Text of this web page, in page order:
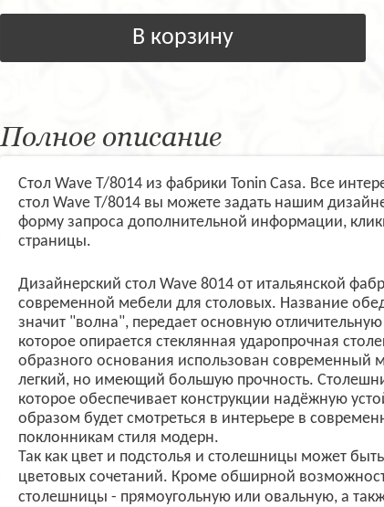
В корзину
Полное описание
Стол Wave T/8014 из фабрики Tonin Casa. Все
стол Wave T/8014 вы можете задать нашим
форму запроса дополнительной информации,
страницы.
Дизайнерский стол Wave 8014 от итальянской
современной мебели для столовых. Название
значит "волна", передает основную
которое опирается стеклянная ударопрочная
образного основания использован современный
легкий, но имеющий большую прочность.
которое обеспечивает конструкции надёжную
образом будет смотреться в интерьере в
поклонникам стиля модерн.
Так как цвет и подстолья и столешницы может
цветовых сочетаний. Кроме обширной
столешницы - прямоугольную или овальную, а